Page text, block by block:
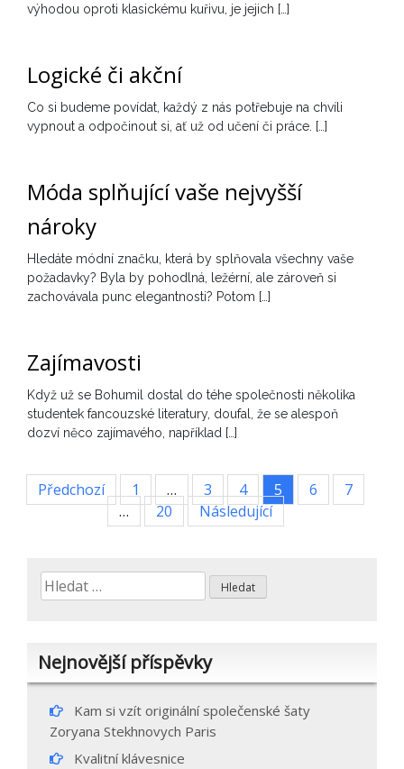
výhodou oproti klasickému kuřivu, je jejich […]
Logické či akční
Co si budeme povídat, každý z nás potřebuje na chvíli
vypnout a odpočinout si, ať už od učení či práce. […]
Móda splňující vaše nejvyšší
nároky
Hledáte módní značku, která by splňovala všechny vaše
požadavky? Byla by pohodlná, ležérní, ale zároveň si
zachovávala punc elegantnosti? Potom […]
Zajímavosti
Když už se Bohumil dostal do téhe společnosti několika
studentek fancouzské literatury, doufal, že se alespoň
dozví něco zajímavého, například […]
Stránkování
příspěvků
Předchozí 1 … 3 4 5 6
7
…
20 Následující
Vyhledávání
Nejnovější příspěvky
Kam si vzít originální společenské šaty
Zoryana Stekhnovych Paris
Kvalitní klávesnice